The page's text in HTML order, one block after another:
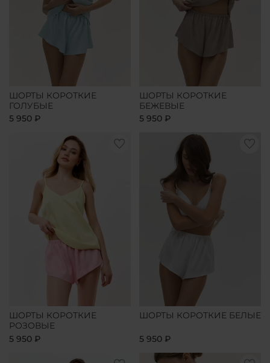
ШОРТЫ КОРОТКИЕ
ГОЛУБЫЕ
5 950 ₽
ШОРТЫ КОРОТКИЕ
БЕЖЕВЫЕ
5 950 ₽
ШОРТЫ КОРОТКИЕ
РОЗОВЫЕ
5 950 ₽
ШОРТЫ КОРОТКИЕ БЕЛЫЕ
5 950 ₽